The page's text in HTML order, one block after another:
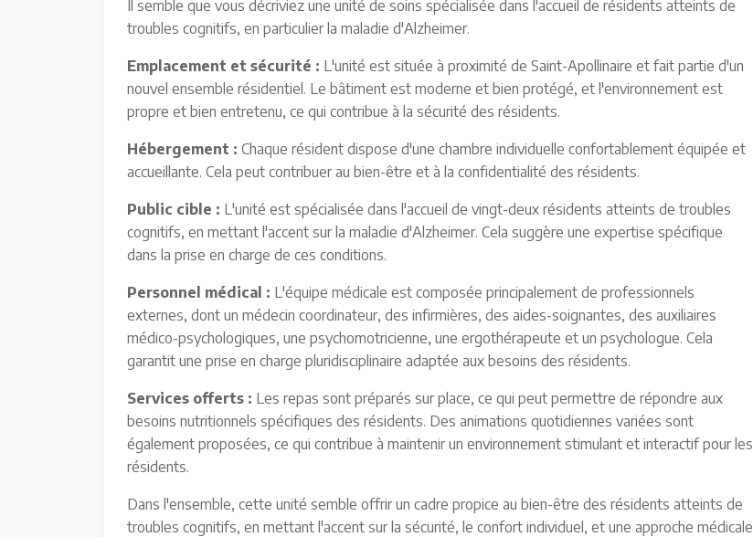
Il semble que vous décriviez une unité de soins spécialisée dans l'accueil de résidents atteints de
troubles cognitifs, en particulier la maladie d'Alzheimer.
Emplacement et sécurité : L'unité est située à proximité de Saint-Apollinaire et fait partie d'un
nouvel ensemble résidentiel. Le bâtiment est moderne et bien protégé, et l'environnement est
propre et bien entretenu, ce qui contribue à la sécurité des résidents.
Hébergement : Chaque résident dispose d'une chambre individuelle confortablement équipée et
accueillante. Cela peut contribuer au bien-être et à la confidentialité des résidents.
Public cible : L'unité est spécialisée dans l'accueil de vingt-deux résidents atteints de troubles
cognitifs, en mettant l'accent sur la maladie d'Alzheimer. Cela suggère une expertise spécifique
dans la prise en charge de ces conditions.
Personnel médical : L'équipe médicale est composée principalement de professionnels
externes, dont un médecin coordinateur, des infirmières, des aides-soignantes, des auxiliaires
médico-psychologiques, une psychomotricienne, une ergothérapeute et un psychologue. Cela
garantit une prise en charge pluridisciplinaire adaptée aux besoins des résidents.
Services offerts : Les repas sont préparés sur place, ce qui peut permettre de répondre aux
besoins nutritionnels spécifiques des résidents. Des animations quotidiennes variées sont
également proposées, ce qui contribue à maintenir un environnement stimulant et interactif pour les
résidents.
Dans l'ensemble, cette unité semble offrir un cadre propice au bien-être des résidents atteints de
troubles cognitifs, en mettant l'accent sur la sécurité, le confort individuel, et une approche médicale